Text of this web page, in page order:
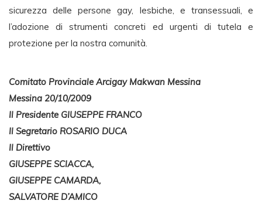
sicurezza delle persone gay, lesbiche, e transessuali, e
l’adozione di strumenti concreti ed urgenti di tutela e
protezione per la nostra comunità.
Comitato Provinciale Arcigay Makwan Messina
Messina 20/10/2009
Il Presidente GIUSEPPE FRANCO
Il Segretario ROSARIO DUCA
Il Direttivo
GIUSEPPE SCIACCA,
GIUSEPPE CAMARDA,
SALVATORE D’AMICO